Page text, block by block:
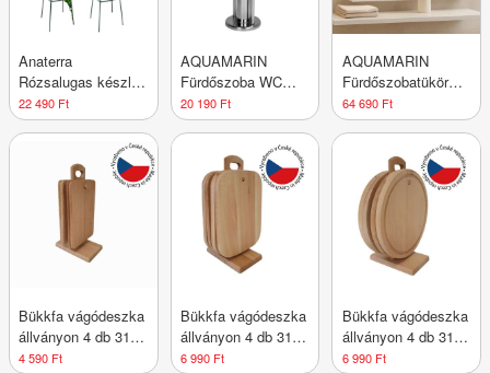
Anaterra
Rózsalugas készlet
2 db 18 mm
22 490 Ft
AQUAMARIN
Fürdőszoba WC
szett 81 x 22 x 22
cm ezüst
20 190 Ft
AQUAMARIN
Fürdőszobatükör
Hollywood LED 58 x
43 cm
64 690 Ft
Bükkfa vágódeszka
állványon 4 db 31 x
14 cm
4 590 Ft
Bükkfa vágódeszka
állványon 4 db 31 x
18 cm
6 990 Ft
Bükkfa vágódeszka
állványon 4 db 31 x
25 cm
6 990 Ft